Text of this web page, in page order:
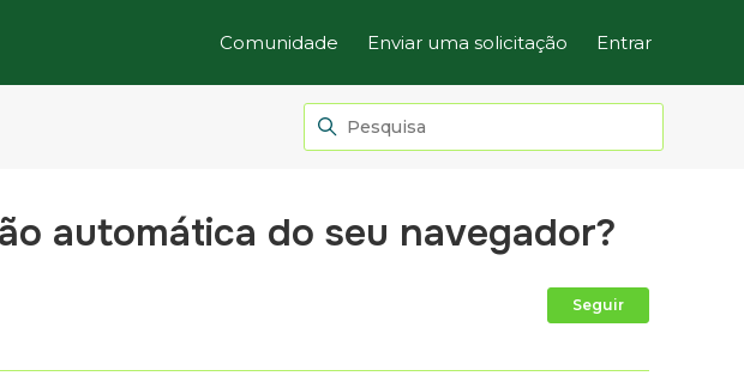
Comunidade Enviar uma solicitação Entrar
automática do seu navegador?
Seguir